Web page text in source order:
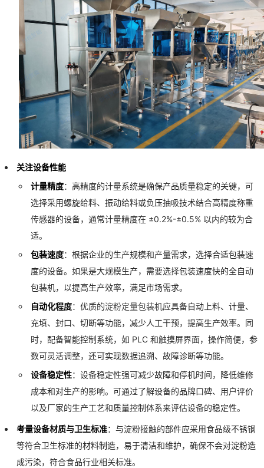
关注设备性能
计量精度：高精度的计量系统是确保产品质量稳定的关键，可
选择采用螺旋给料、振动给料或负压抽吸技术结合高精度称重
传感器的设备，通常计量精度在 ±0.2%-±0.5% 以内的较为合
适。
包装速度：根据企业的生产规模和产量需求，选择合适包装速
度的设备。如果是大规模生产，需要选择包装速度快的全自动
包装机，以提高生产效率，满足市场需求。
自动化程度：优质的淀粉定量包装机应具备自动上料、计量、
充填、封口、切断等功能，减少人工干预，提高生产效率。同
时，配备智能控制系统，如 PLC 和触摸屏界面，操作简便，参
数可灵活调整，还可实现数据追溯、故障诊断等功能。
设备稳定性：设备稳定性强可减少故障和停机时间，降低维修
成本和对生产的影响。可通过了解设备的品牌口碑、用户评价
以及厂家的生产工艺和质量控制体系来评估设备的稳定性。
考量设备材质与卫生标准：与淀粉接触的部件应采用食品级不锈钢
等符合卫生标准的材料制造，易于清洁和维护，确保不会对淀粉造
成污染，符合食品行业相关标准。